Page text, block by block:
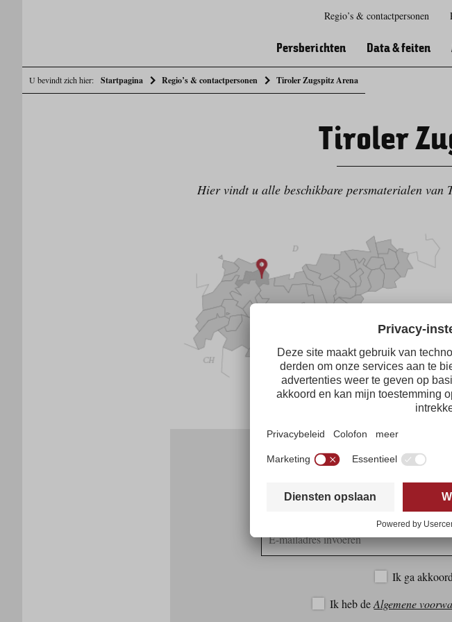
U bevindt zich hier: Startpagina Regio’s & contactpersonen Tiroler Zugspitz Arena
Persberichten Data & feiten
Regio’s & contactpersonen
Tiroler
Hier vindt u alle beschikbare persmaterialen van
Tirol
Gratis en snel in uw mailbox:
mailadres
Ik ga
Ik heb deAlgemene